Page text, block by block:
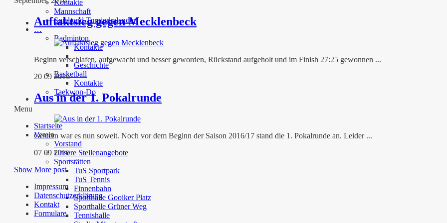
Kontakte
Mannschaft
Spiel und Turnierkalender
…
Badminton
Kontakte
Geschichte
Basketball
Kontakte
Taekwon-Do
Menu
Startseite
Verein
Vorstand
Unsere Stellenangebote
Sportstätten
TuS Sportpark
TuS Tennis
Finnenbahn
Sporthalle Gooiker Platz
Sporthalle Grüner Weg
Tennishalle
Auftaktsieg gegen Mecklenbeck
Beginn verschlafen, aufgewacht und besser geworden, Rückstand aufgeholt und im Finish 27:25 gewonnen ...
20 09 2016
Aus in der 1. Pokalrunde
Gestern war es nun soweit. Noch vor dem Beginn der Saison 2016/17 stand die 1. Pokalrunde an. Leider ...
07 09 2016
Show More post
Impressum
Datenschutzerklärung
Kontakt
Formulare